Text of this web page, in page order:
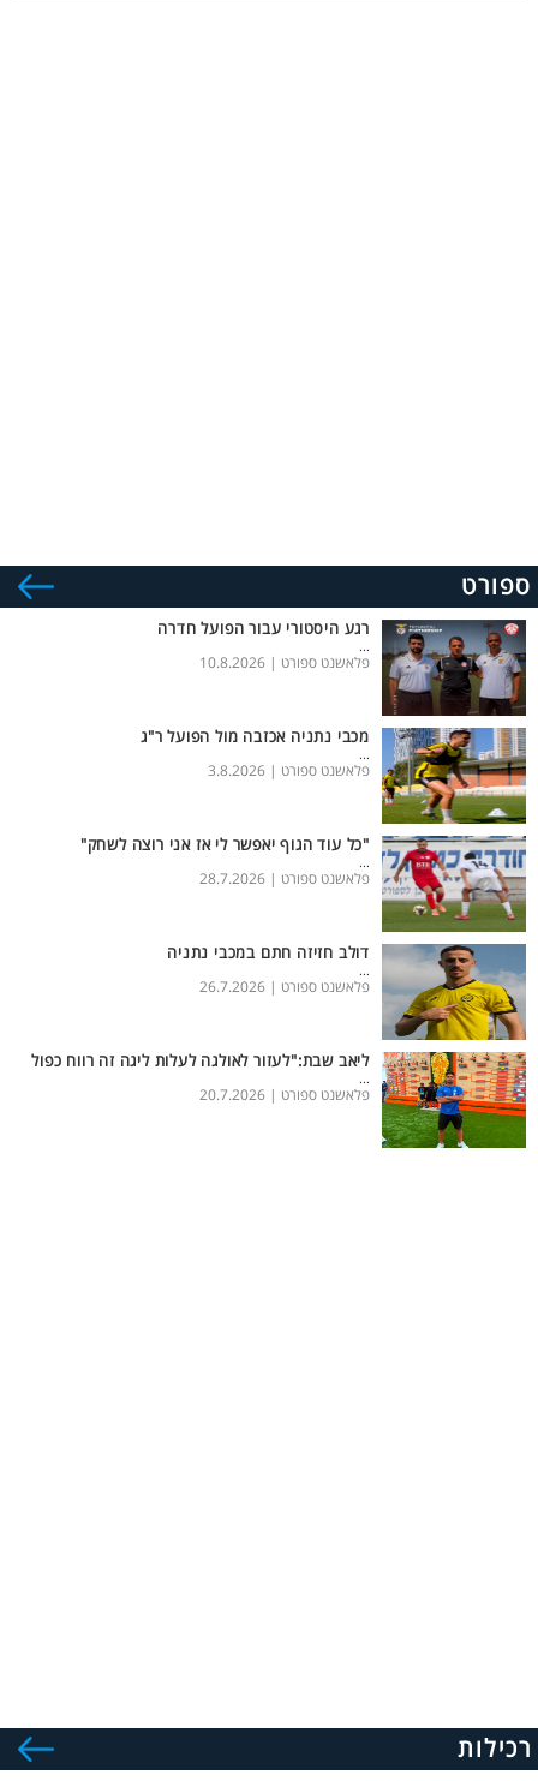
ספורט
רגע היסטורי עבור הפועל חדרה
...
פלאשנט ספורט | 10.8.2026
מכבי נתניה אכזבה מול הפועל ר"ג
...
פלאשנט ספורט | 3.8.2026
"כל עוד הגוף יאפשר לי אז אני רוצה לשחק"
...
פלאשנט ספורט | 28.7.2026
דולב חזיזה חתם במכבי נתניה
...
פלאשנט ספורט | 26.7.2026
ליאב שבת:"לעזור לאולגה לעלות ליגה זה רווח כפול
...
פלאשנט ספורט | 20.7.2026
רכילות